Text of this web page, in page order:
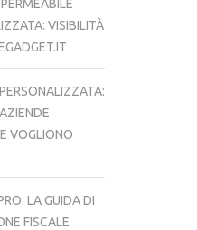
VISIBILITÀ
VOGLIONO
LA GUIDA DI
FISCALE